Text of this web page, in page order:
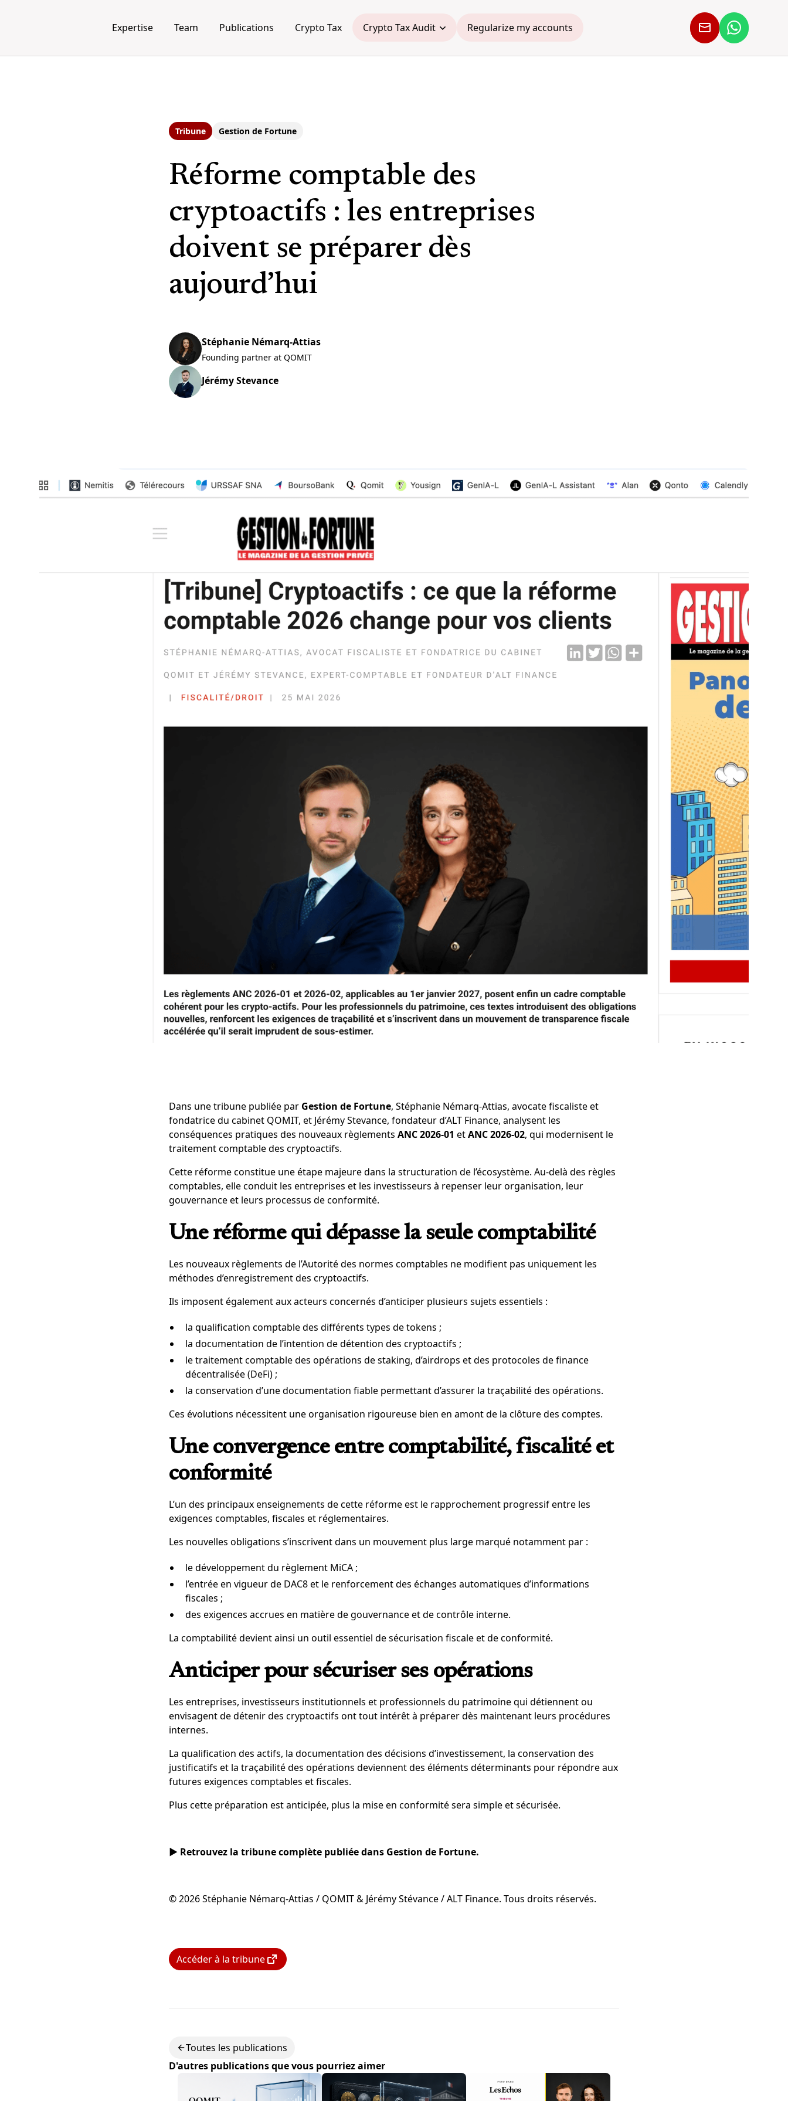
Expertise Team Publications Crypto Tax Crypto Tax Audit Regularize my accounts
Tribune Gestion de Fortune
Réforme comptable des
cryptoactifs : les entreprises
doivent se préparer dès
aujourd’hui
Stéphanie Némarq-Attias
Founding partner at QOMIT
Jérémy Stevance
Dans une tribune publiée par Gestion de Fortune, Stéphanie Némarq-Attias, avocate fiscaliste et
fondatrice du cabinet QOMIT, et Jérémy Stevance, fondateur d’ALT Finance, analysent les
conséquences pratiques des nouveaux règlements ANC 2026-01 etANC 2026-02, qui modernisent le
traitement comptable des cryptoactifs.
Cette réforme constitue une étape majeure dans la structuration de l’écosystème. Au-delà des règles
comptables, elle conduit les entreprises et les investisseurs à repenser leur organisation, leur
gouvernance et leurs processus de conformité.
Une réforme qui dépasse la seule comptabilité
Les nouveaux règlements de l’Autorité des normes comptables ne modifient pas uniquement les
méthodes d’enregistrement des cryptoactifs.
Ils imposent également aux acteurs concernés d’anticiper plusieurs sujets essentiels :
la qualification comptable des différents types de tokens ;
la documentation de l’intention de détention des cryptoactifs ;
le traitement comptable des opérations de staking, d’airdrops et des protocoles de finance
décentralisée (DeFi) ;
la conservation d’une documentation fiable permettant d’assurer la traçabilité des opérations.
Ces évolutions nécessitent une organisation rigoureuse bien en amont de la clôture des comptes.
Une convergence entre comptabilité, fiscalité et
conformité
L’un des principaux enseignements de cette réforme est le rapprochement progressif entre les
exigences comptables, fiscales et réglementaires.
Les nouvelles obligations s’inscrivent dans un mouvement plus large marqué notamment par :
le développement du règlement MiCA ;
l’entrée en vigueur de DAC8 et le renforcement des échanges automatiques d’informations
fiscales ;
des exigences accrues en matière de gouvernance et de contrôle interne.
La comptabilité devient ainsi un outil essentiel de sécurisation fiscale et de conformité.
Anticiper pour sécuriser ses opérations
Les entreprises, investisseurs institutionnels et professionnels du patrimoine qui détiennent ou
envisagent de détenir des cryptoactifs ont tout intérêt à préparer dès maintenant leurs procédures
internes.
La qualification des actifs, la documentation des décisions d’investissement, la conservation des
justificatifs et la traçabilité des opérations deviennent des éléments déterminants pour répondre aux
futures exigences comptables et fiscales.
Plus cette préparation est anticipée, plus la mise en conformité sera simple et sécurisée.
▶️ Retrouvez la tribune complète publiée dans Gestion de Fortune.
© 2026 Stéphanie Némarq-Attias / QOMIT & Jérémy Stévance /ALT Finance. Tous droits réservés.
Accéder à la tribune
Toutes les publications
D'autres publications que vous pourriez aimer